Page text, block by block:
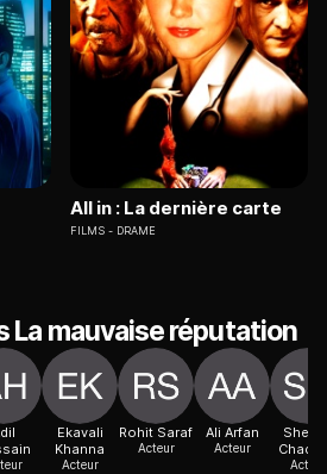
All in : La dernière carte
FILMS DRAME
La mauvaise réputation
Ekavali
Khanna
Acteur
Rohit Saraf
Acteur
Ali Arfan
Acteur
Acteur